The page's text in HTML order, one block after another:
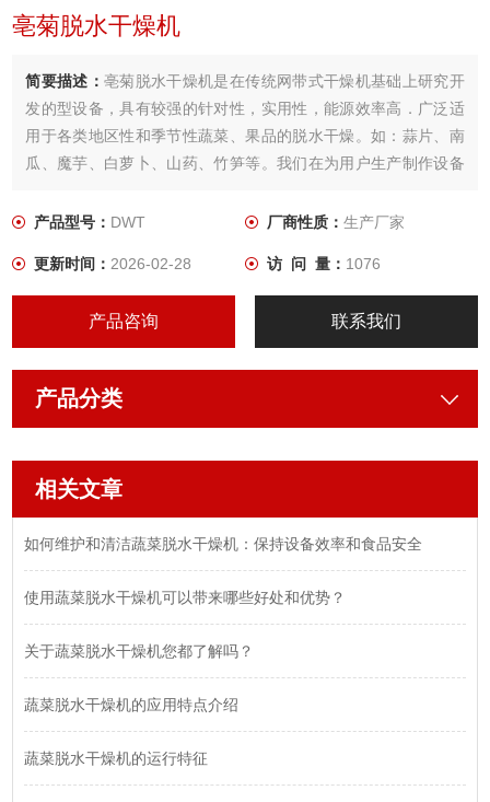
亳菊脱水干燥机
简要描述： 亳菊脱水干燥机是在传统网带式干燥机基础上研究开
发的型设备，具有较强的针对性，实用性，能源效率高．广泛适
用于各类地区性和季节性蔬菜、果品的脱水干燥。如：蒜片、南
瓜、魔芋、白萝卜、山药、竹笋等。我们在为用户生产制作设备
累的经验，为用户设计制作出Z适用．品质Z佳的蔬菜干燥设备。
产品型号： DWT 厂商性质： 生产厂家
更新时间：2026-02-28 访 问 量： 1076
产品咨询 联系我们
产品分类
相关文章
如何维护和清洁蔬菜脱水干燥机：保持设备效率和食品安全
使用蔬菜脱水干燥机可以带来哪些好处和优势？
关于蔬菜脱水干燥机您都了解吗？
蔬菜脱水干燥机的应用特点介绍
蔬菜脱水干燥机的运行特征